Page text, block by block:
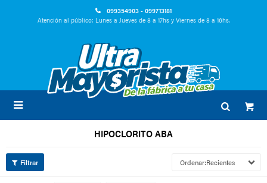
099354903 - 099713181
Atención al público: Lunes a Jueves de 8 a 17hs y Viernes de 8 a 16hs.

HIPOCLORITO ABA
Recientes